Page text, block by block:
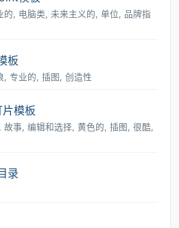
, 电脑类, 未来主义的, 单位, 品牌指
板
, 专业的, 插图, 创造性
模板
事, 编辑和选择, 黄色的, 插图, 很酷,
录